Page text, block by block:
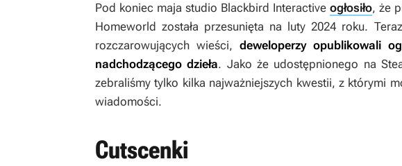
Pod koniec maja studio Blackbird Interactive ogłosiło, że
Homeworld została przesunięta na luty 2024 roku.
rozczarowujących wieści, deweloperzy opublikowali
nadchodzącego dzieła. Jako że udostępnionego na
zebraliśmy tylko kilka najważniejszych kwestii, z którymi
wiadomości.
Cutscenki